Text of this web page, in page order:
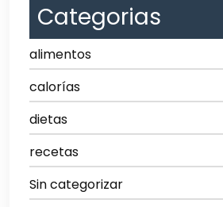
Categorias
alimentos
calorías
dietas
recetas
Sin categorizar